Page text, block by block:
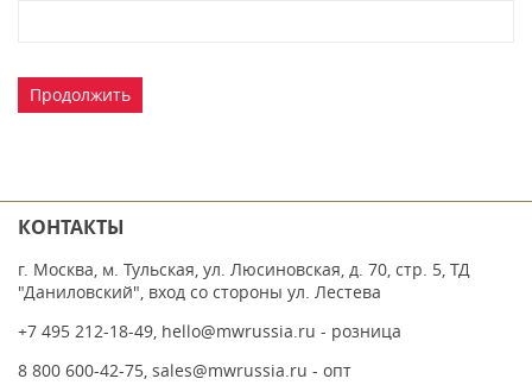
Продолжить
КОНТАКТЫ
г. Москва, м. Тульская, ул. Люсиновская, д. 70, стр. 5, ТД
"Даниловский", вход со стороны ул. Лестева
+7 495 212-18-49, hello@mwrussia.ru - розница
8 800 600-42-75, sales@mwrussia.ru - опт